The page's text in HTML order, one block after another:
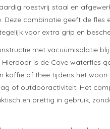
roestvrij staal en
Deze combinatie geeft de fles
voor extra grip en
met vacuümisolatie
is de Cove waterfles
koffie of thee tijdens het
of outdooractiviteit. Het
en prettig in gebruik,